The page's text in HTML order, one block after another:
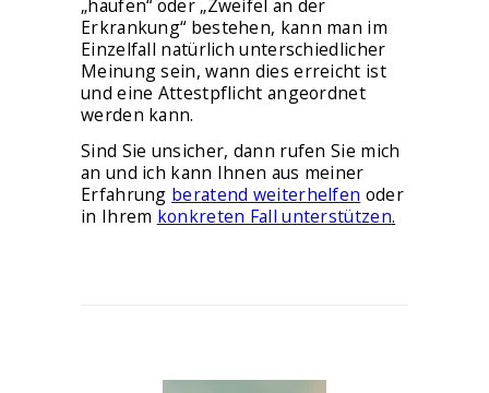
„häufen“ oder „Zweifel an der
Erkrankung“ bestehen, kann man im
Einzelfall natürlich unterschiedlicher
Meinung sein, wann dies erreicht ist
und eine Attestpflicht angeordnet
werden kann.
Sind Sie unsicher, dann rufen Sie mich
an und ich kann Ihnen aus meiner
Erfahrung beratend weiterhelfen oder
in Ihrem konkreten Fall unterstützen.